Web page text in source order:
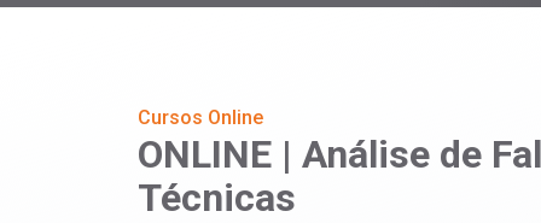
Cursos Online
ONLINE | Análise de
Técnicas